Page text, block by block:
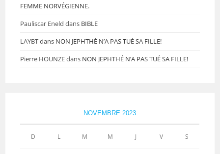
FEMME NORVÉGIENNE.
Pauliscar Eneld dans BIBLE
LAYBTdans NON JEPHTHÉ N’A PAS TUÉ SA FILLE!
Pierre HOUNZEdans NON JEPHTHÉ N’A PAS TUÉ SA FILLE!
NOVEMBRE 2023
D L M M J V S